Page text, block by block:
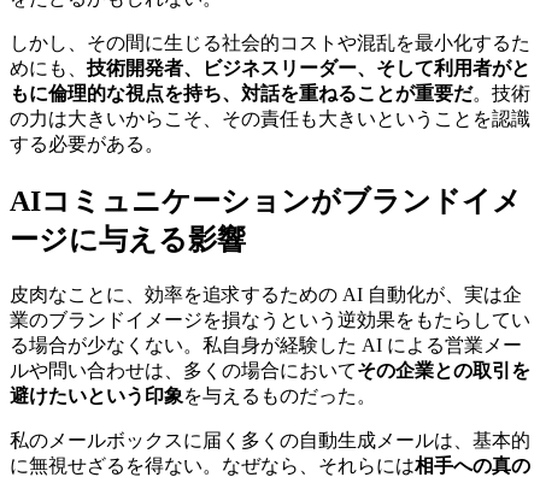
しかし、その間に生じる社会的コストや混乱を最小化するた
めにも、 技術開発者、ビジネスリーダー、そして利用者がと
もに倫理的な視点を持ち、対話を重ねることが重要だ。技術
の力は大きいからこそ、その責任も大きいということを認識
する必要がある。
AIコミュニケーションがブランドイメ
ージに与える影響
皮肉なことに、効率を追求するための AI 自動化が、実は企
業のブランドイメージを損なうという逆効果をもたらしてい
る場合が少なくない。私自身が経験した AI による営業メー
ルや問い合わせは、多くの場合においてその企業との取引を
避けたいという印象を与えるものだった。
私のメールボックスに届く多くの自動生成メールは、基本的
に無視せざるを得ない。なぜなら、それらには相手への真の